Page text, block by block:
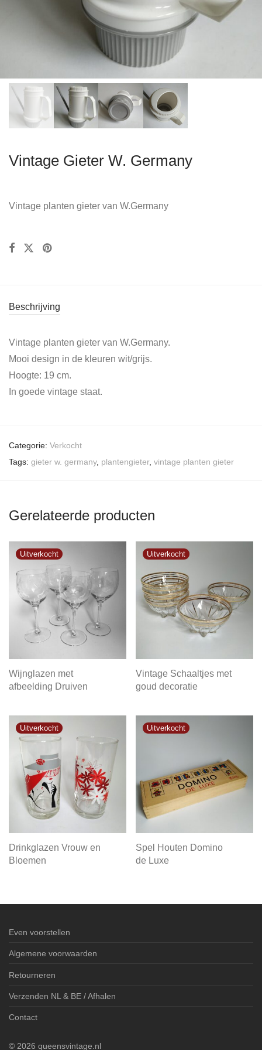
Vintage Gieter W. Germany
Vintage planten gieter van W.Germany
Beschrijving
Vintage planten gieter van W.Germany.
Mooi design in de kleuren wit/grijs.
Hoogte: 19 cm.
In goede vintage staat.
Categorie: Verkocht
Tags: gieter w. germany, plantengieter, vintage planten gieter
Gerelateerde producten
Wijnglazen met
afbeelding Druiven
Vintage Schaaltjes met
goud decoratie
Drinkglazen Vrouw en
Bloemen
Spel Houten Domino
de Luxe
Even voorstellen
Algemene voorwaarden
Retourneren
Verzenden NL & BE / Afhalen
Contact
© 2026 queensvintage.nl